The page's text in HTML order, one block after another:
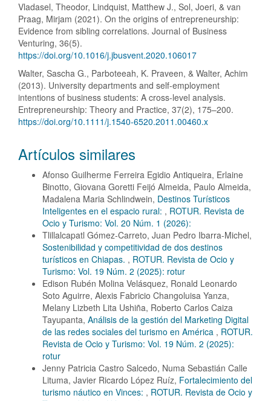
Vladasel, Theodor, Lindquist, Matthew J., Sol, Joeri, & van
Praag, Mirjam (2021). On the origins of entrepreneurship:
Evidence from sibling correlations. Journal of Business
Venturing, 36(5).
https://doi.org/10.1016/j.jbusvent.2020.106017
Walter, Sascha G., Parboteeah, K. Praveen, & Walter, Achim
(2013). University departments and self-employment
intentions of business students: A cross-level analysis.
Entrepreneurship: Theory and Practice, 37(2), 175–200.
https://doi.org/10.1111/j.1540-6520.2011.00460.x
Artículos similares
Afonso Guilherme Ferreira Egidio Antiqueira, Erlaine
Binotto, Giovana Goretti Feijó Almeida, Paulo Almeida,
Madalena Maria Schlindwein, Destinos Turísticos
Inteligentes en el espacio rural: , ROTUR. Revista de
Ocio y Turismo: Vol. 20 Núm. 1 (2026):
Tlillalcapatl Gómez-Carreto, Juan Pedro Ibarra-Michel,
Sostenibilidad y competitividad de dos destinos
turísticos en Chiapas. , ROTUR. Revista de Ocio y
Turismo: Vol. 19 Núm. 2 (2025): rotur
Edison Rubén Molina Velásquez, Ronald Leonardo
Soto Aguirre, Alexis Fabricio Changoluisa Yanza,
Melany Lizbeth Lita Ushiña, Roberto Carlos Caiza
Tayupanta, Análisis de la gestión del Marketing Digital
de las redes sociales del turismo en América , ROTUR.
Revista de Ocio y Turismo: Vol. 19 Núm. 2 (2025):
rotur
Jenny Patricia Castro Salcedo, Numa Sebastián Calle
Lituma, Javier Ricardo López Ruíz, Fortalecimiento del
turismo náutico en Vinces: , ROTUR. Revista de Ocio y